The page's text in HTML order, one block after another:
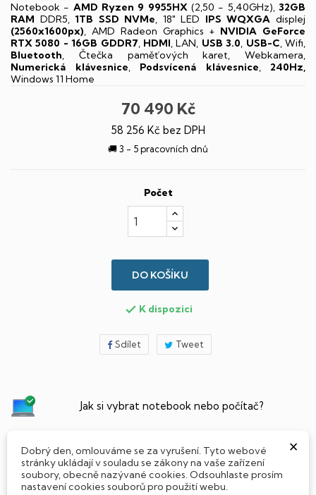
Notebook - AMD Ryzen 9 9955HX(2,50 - 5,40GHz),32GB
RAM DDR5,1TB SSD NVMe, 18" LED IPS WQXGA displej
(2560x1600px), AMD Radeon Graphics + NVIDIA GeForce
RTX 5080 - 16GB GDDR7, HDMI, LAN, USB 3.0, USB-C, Wifi,
Bluetooth, Čtečka paměťových karet, Webkamera,
Numerická klávesnice, Podsvícená klávesnice, 240Hz,
Windows 11 Home
70 490 Kč
58 256 Kč bez DPH
🚚 3 - 5 pracovních dnů
Počet
DO KOŠÍKU
 K dispozici
Sdílet Tweet
Jak si vybrat notebook nebo počítač?
Připraveno - zapnete a okamžitě pracujte
Přidat Microsoft Office Plus ➡️ 499,-
×
Dobrý den, omlouváme se za vyrušení. Tyto webové
stránky ukládají v souladu se zákony na vaše zařízení
soubory, obecně nazývané cookies. Odsouhlaste prosím
nastavení cookies souborů pro použití webu.